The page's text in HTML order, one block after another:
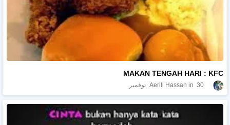
MAKAN TENGAH HARI : KFC
Aerill Hassan 30 نوفمبر